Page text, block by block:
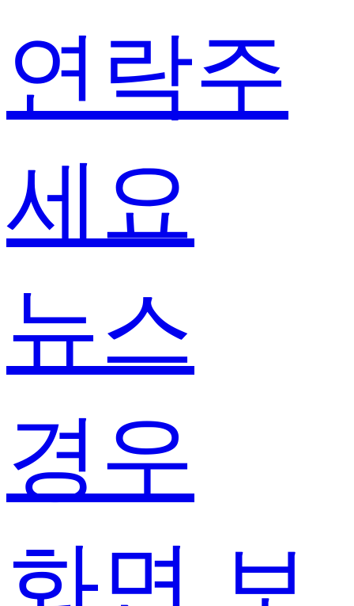
연락주
세요
뉴스
경우
화면 보